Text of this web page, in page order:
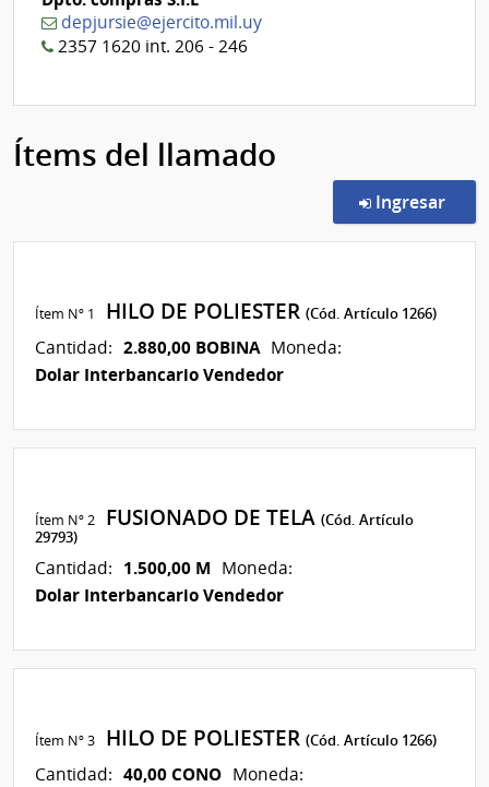
depjursie@ejercito.mil.uy
2357 1620 int. 206 - 246
Ítems del llamado
Ingresar
Ítem Nº 1 HILO DE POLIESTER(Cód. Artículo 1266)
Cantidad: 2.880,00 BOBINA Moneda:
Dolar Interbancario Vendedor
Ítem Nº 2 FUSIONADO DE TELA(Cód. Artículo
29793)
Cantidad: 1.500,00 M Moneda:
Dolar Interbancario Vendedor
Ítem Nº 3 HILO DE POLIESTER(Cód. Artículo 1266)
Cantidad: 40,00 CONO Moneda: